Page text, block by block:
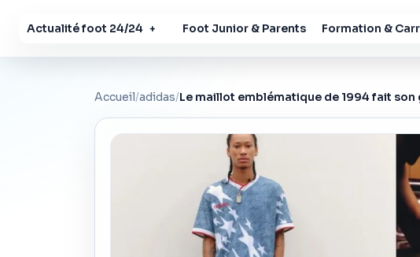
Actualité foot 24/24 + Foot Junior & Parents Formation &
Accueil/adidas/Le maillot emblématique de 1994 fait